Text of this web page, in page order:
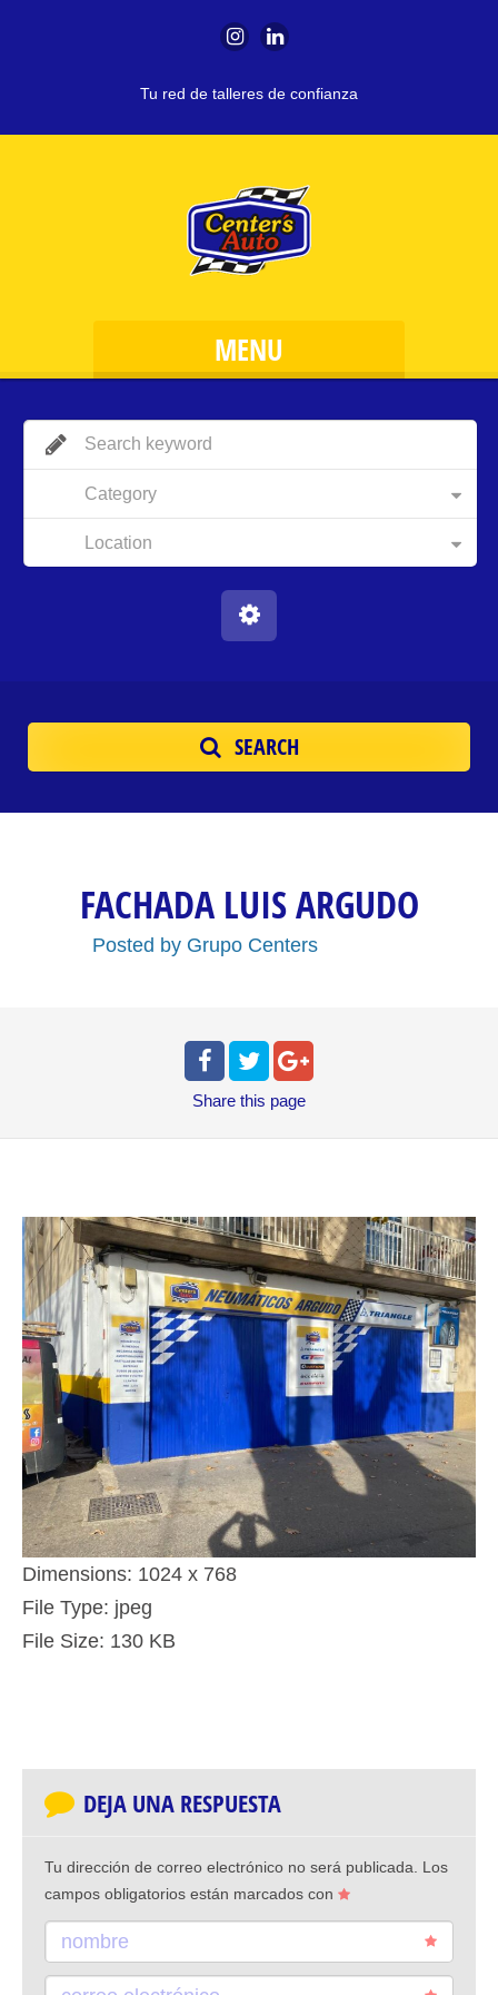
Tu red de talleres de confianza
MENU
Category
Location
SEARCH
FACHADA LUIS ARGUDO
Posted by Grupo Centers
Share this page
Dimensions: 1024 x 768
File Type: jpeg
File Size: 130 KB
DEJA UNA RESPUESTA
Tu dirección de correo electrónico no será publicada.
Los
campos obligatorios están marcados con
nombre